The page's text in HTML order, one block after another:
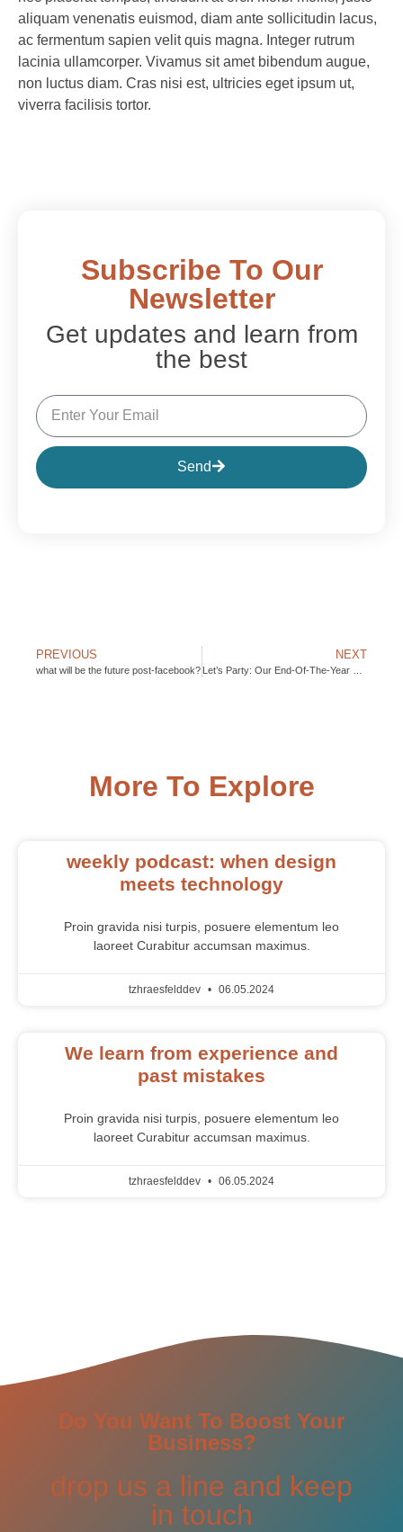
aliquam venenatis euismod, diam ante sollicitudin lacus,
ac fermentum sapien velit quis magna. Integer rutrum
lacinia ullamcorper. Vivamus sit amet bibendum augue,
non luctus diam. Cras nisi est, ultricies eget ipsum ut,
viverra facilisis tortor.
Subscribe To Our
Newsletter
Get updates and learn from
the best
Send
PREVIOUS
what will be the future post-facebook?
NEXT
More To Explore
weekly podcast: when design
meets technology
Proin gravida nisi turpis, posuere elementum leo
laoreet Curabitur accumsan maximus.
tzhraesfelddev 06.05.2024
We learn from experience and
past mistakes
Proin gravida nisi turpis, posuere elementum leo
laoreet Curabitur accumsan maximus.
tzhraesfelddev 06.05.2024
Do You Want To Boost Your
Business?
drop us a line and keep
in touch